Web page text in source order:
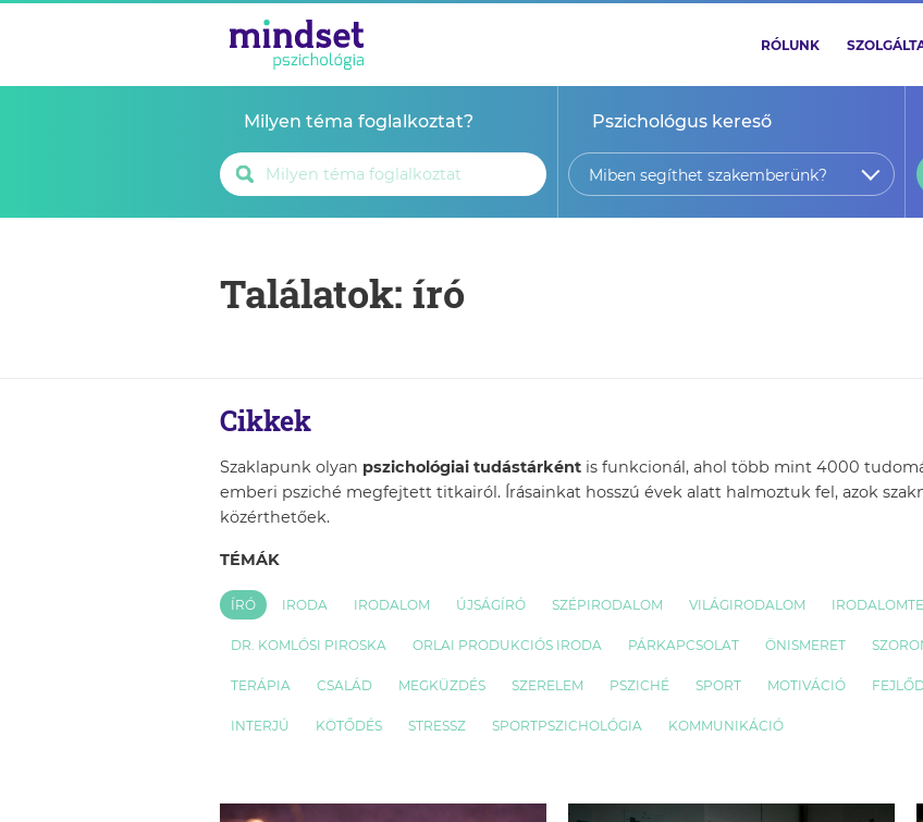
RÓLUNK
Milyen téma foglalkoztat? Pszichológus kereső
Miben segíthet szakemberünk?
Találatok: író
Cikkek
Szaklapunk olyan pszichológiai tudástárként is funkcionál, ahol több mint 4000
emberi psziché megfejtett titkairól. Írásainkat hosszú évek alatt halmoztuk fel, azok
közérthetőek.
TÉMÁK
ÍRÓ IRODA IRODALOM ÚJSÁGÍRÓ SZÉPIRODALOM VILÁGIRODALOM
DR. KOMLÓSI PIROSKA ORLAI PRODUKCIÓS IRODA PÁRKAPCSOLAT ÖNISMERET
TERÁPIA CSALÁD MEGKÜZDÉS SZERELEM PSZICHÉ SPORT MOTIVÁCIÓ
INTERJÚ KÖTŐDÉS STRESSZ SPORTPSZICHOLÓGIA KOMMUNIKÁCIÓ